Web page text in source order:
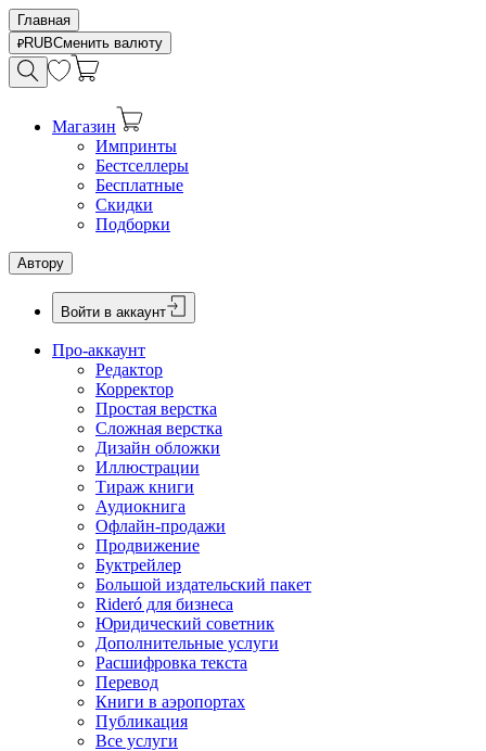
Главная
RUBСменить валюту
Магазин
Импринты
Бестселлеры
Бесплатные
Скидки
Подборки
Автору
Войти в аккаунт
Про-аккаунт
Редактор
Корректор
Простая верстка
Сложная верстка
Дизайн обложки
Иллюстрации
Тираж книги
Аудиокнига
Офлайн-продажи
Продвижение
Буктрейлер
Большой издательский пакет
Rideró для бизнеса
Юридический советник
Дополнительные услуги
Расшифровка текста
Перевод
Книги в аэропортах
Публикация
Все услуги